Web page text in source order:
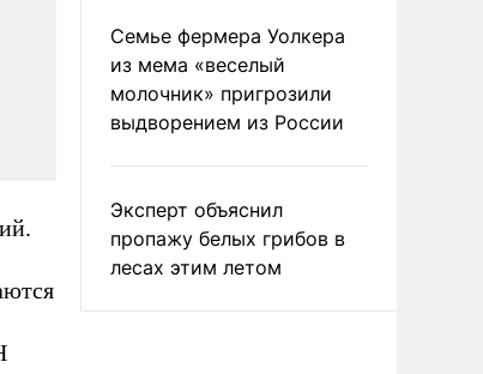
Семье фермера Уолкера
из мема «веселый
молочник» пригрозили
выдворением из России
Эксперт объяснил
пропажу белых грибов в
лесах этим летом